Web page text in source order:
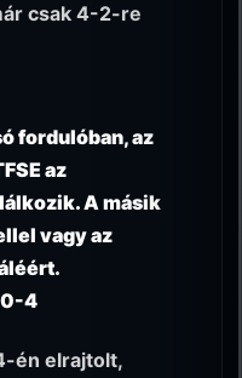
csak 4-2-re
fordulóban, az
az
A másik
vagy az
0-4
én elrajtolt,